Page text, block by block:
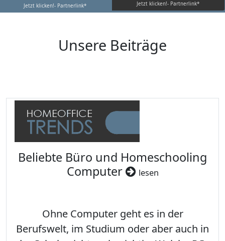
Jetzt klicken!- Partnerlink* Jetzt klicken!- Partnerlink*
Unsere Beiträge
Beliebte Büro und Homeschooling
Computer
lesen
Ohne Computer geht es in der
Berufswelt, im Studium oder aber auch in